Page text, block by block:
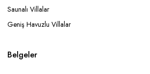
Saunalı Villalar
Geniş Havuzlu Villalar
Belgeler